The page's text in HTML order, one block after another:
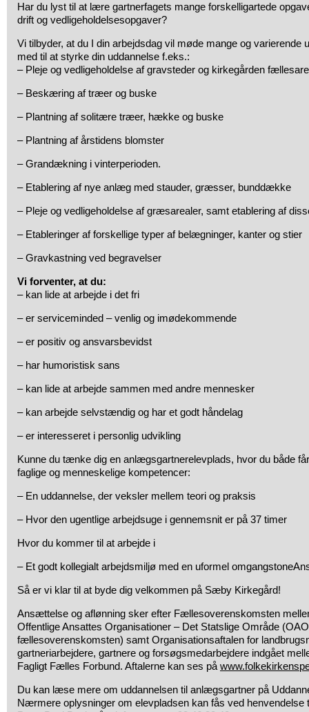
Har du lyst til at lære gartnerfagets mange forskelligartede
drift og vedligeholdelsesopgaver?
Vi tilbyder, at du I din arbejdsdag vil møde mange og varierende
med til at styrke din uddannelse f.eks.:
– Pleje og vedligeholdelse af gravsteder og kirkegården
– Beskæring af træer og buske
– Plantning af solitære træer, hække og buske
– Plantning af årstidens blomster
– Grandækning i vinterperioden.
– Etablering af nye anlæg med stauder, græsser, bunddække
– Pleje og vedligeholdelse af græsarealer, samt etablering af
– Etableringer af forskellige typer af belægninger, kanter og stier
– Gravkastning ved begravelser
Vi forventer, at du:
– kan lide at arbejde i det fri
– er serviceminded – venlig og imødekommende
– er positiv og ansvarsbevidst
– har humoristisk sans
– kan lide at arbejde sammen med andre mennesker
– kan arbejde selvstændig og har et godt håndelag
– er interesseret i personlig udvikling
Kunne du tænke dig en anlægsgartnerelevplads, hvor du både
faglige og menneskelige kompetencer:
– En uddannelse, der veksler mellem teori og praksis
– Hvor den ugentlige arbejdsuge i gennemsnit er på 37 timer
Hvor du kommer til at arbejde i
– Et godt kollegialt arbejdsmiljø med en uformel
Så er vi klar til at byde dig velkommen på Sæby Kirkegård!
Ansættelse og aflønning sker efter Fællesoverenskomsten
Offentlige Ansattes Organisationer – Det Statslige Område
fællesoverenskomsten) samt Organisationsaftalen for
gartneriarbejdere, gartnere og forsøgsmedarbejdere indgået
Fagligt Fælles Forbund. Aftalerne kan ses på
Du kan læse mere om uddannelsen til anlægsgartner på
Nærmere oplysninger om elevpladsen kan fås ved henvendelse